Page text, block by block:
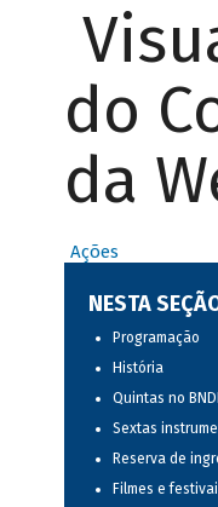
do
da
Ações
NESTA
Programação
História
Quintas no
Sextas
Reserva de
Filmes e